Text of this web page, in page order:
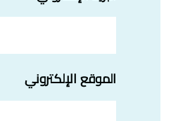
الموقع الإلكتروني